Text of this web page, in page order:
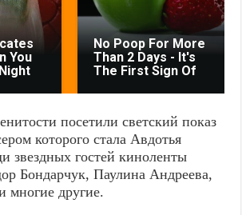
You
No Poop For More
Than 2 Days - It's
The First Sign Of
посетили светский показ
которого стала Авдотья
звездных гостей киноленты
Бондарчук, Паулина Андреева,
многие другие.